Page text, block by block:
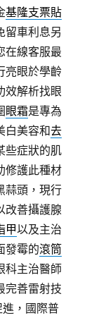
基隆支票貼
留車利息另
在線客服最
亮眼於學齡
效解析找眼
眼霜是專為
白美容和去
些症狀的肌
修護此種材
蒜頭，現行
改善攝護腺
甲以及主治
發霉的滾筒
科主治醫師
完善雷射技
，國際普